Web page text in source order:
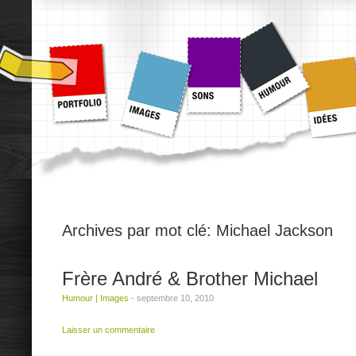
Archives par mot clé: Michael Jackson
Frère André & Brother Michael
Humour Images - septembre 10, 2010
Laisser un commentaire